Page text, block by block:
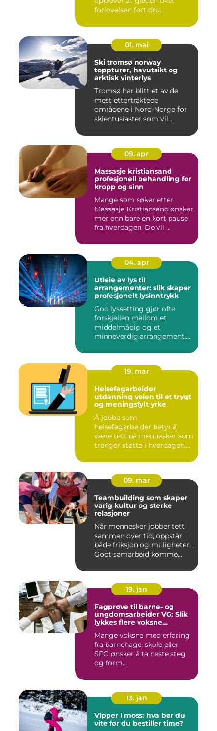
forlovelsen fort dru...
01. mai
Ski tromsø norway
toppturer, havutsikt og
arktisk vinterlys
Tromsø har blitt et av de
mest ettertraktede
områdene i Nord-Norge for
skientusiaster som vil
09. apr
Massasje kristiansand
profesjonell behandling for
kropp og sinn
Mange som søker etter
Massasje Kristiansand ønsker
mer enn bare en kort pause
fra hverdagen. De vil ...
04. apr
Utleie av lys til
arrangementer: slik skaper
profesjonelt lysinntrykk
God lyssetting gjør ofte
forskjellen mellom et
middelmådig og et
minneverdig arrangement.
19. mar
Helsefagarbeider
utdanning veien til et trygt
og meningsfylt yrke
Å jobbe som
helsefagarbeider betyr å
være tett på mennesker som
trenger støtte i hverdagen.
09. mar
Teambuilding som skaper
varig kultur og sterke
relasjoner
Når mennesker jobber tett
sammen over tid, oppstår
både friksjon og muligheter.
Godt samarbeid komme...
19. jan
Fagprøve til barne- og
ungdomsarbeider VG: Slik
lykkes flere voksne
Mange voksne med erfaring
fra barnehage, skole eller
SFO ønsker å ta neste steg
og form...
13. jan
Vipper i moss: hva bør du
vite før du bestiller time?